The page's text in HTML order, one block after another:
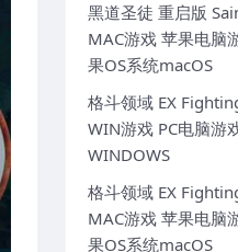
黑道圣徒 重启版
MAC游戏 苹果电脑
果OS系统macOS
格斗领域 EX
WIN游戏 PC电脑游
WINDOWS
格斗领域 EX
MAC游戏 苹果电脑
果OS系统macOS